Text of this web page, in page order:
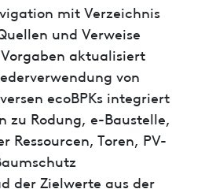
mit Verzeichnis
und Verweise
aktualisiert
von
ecoBPKs integriert
zu Rodung, e-Baustelle,
Ressourcen, Toren, PV-
der Zielwerte aus der